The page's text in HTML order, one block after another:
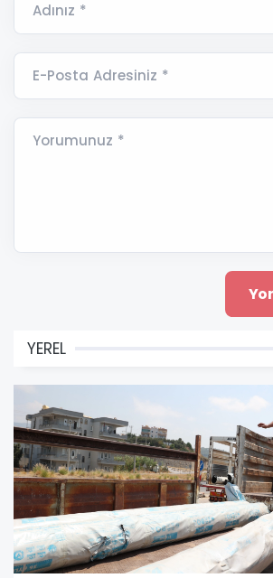
Adınız *
E-Posta Adresiniz *
Yorumunuz *
YEREL